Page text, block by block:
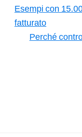
Esempi con
fatturato
Perché